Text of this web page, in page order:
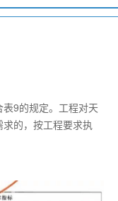
9的规定。工程对天
的，按工程要求执